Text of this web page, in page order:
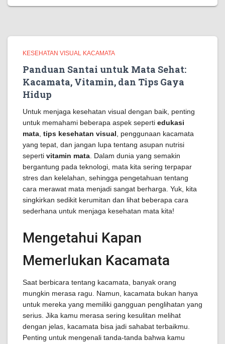
KESEHATAN VISUAL KACAMATA
Panduan Santai untuk Mata Sehat:
Kacamata, Vitamin, dan Tips Gaya
Hidup
Untuk menjaga kesehatan visual dengan baik, penting
untuk memahami beberapa aspek seperti edukasi
mata tips kesehatan visual , penggunaan kacamata
yang tepat, dan jangan lupa tentang asupan nutrisi
seperti vitamin mata . Dalam dunia yang semakin
bergantung pada teknologi, mata kita sering terpapar
stres dan kelelahan, sehingga pengetahuan tentang
cara merawat mata menjadi sangat berharga. Yuk, kita
singkirkan sedikit kerumitan dan lihat beberapa cara
sederhana untuk menjaga kesehatan mata kita!
Mengetahui Kapan
Memerlukan Kacamata
Saat berbicara tentang kacamata, banyak orang
mungkin merasa ragu. Namun, kacamata bukan hanya
untuk mereka yang memiliki gangguan penglihatan yang
serius. Jika kamu merasa sering kesulitan melihat
dengan jelas, kacamata bisa jadi sahabat terbaikmu.
Penting untuk mengenali tanda-tanda bahwa kamu